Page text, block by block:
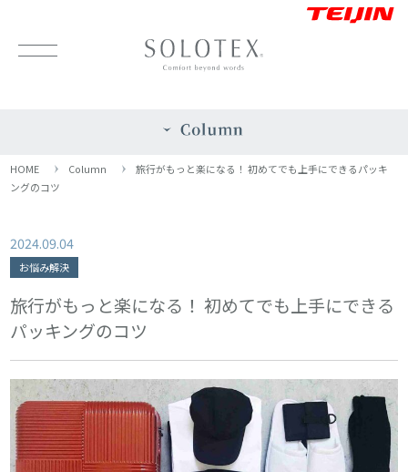
HOME Column
旅行がもっと楽になる！ 初めてでも上手にできるパッキ
ングのコツ
2024.09.04
お悩み解決
旅行がもっと楽になる！ 初めてでも上手にできる
パッキングのコツ